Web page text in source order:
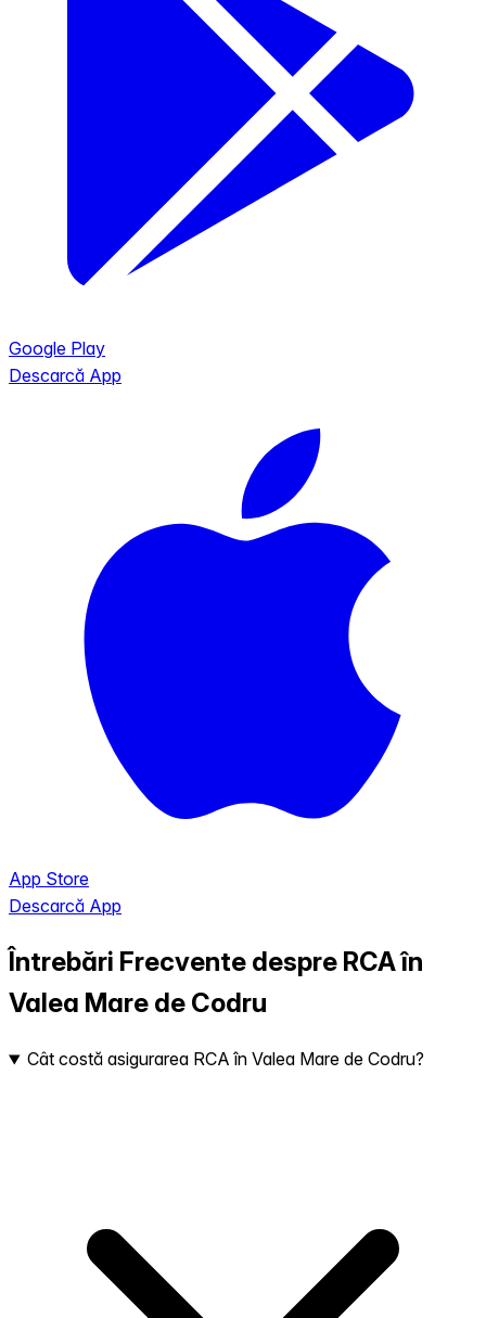
Google Play
Descarcă App
App Store
Descarcă App
Întrebări Frecvente despre RCA în
Valea Mare de Codru
Cât costă asigurarea RCA în Valea Mare de Codru?